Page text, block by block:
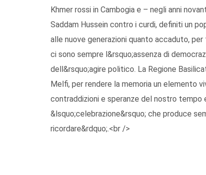
Khmer rossi in Cambogia e – negli anni
Saddam Hussein contro i curdi, definiti un
alle nuove generazioni quanto accaduto,
ci sono sempre l&rsquo;assenza di
dell&rsquo;agire politico. La Regione
Melfi, per rendere la memoria un elemento
contraddizioni e speranze del nostro
&lsquo;celebrazione&rsquo; che produce
ricordare&rdquo;.<br />